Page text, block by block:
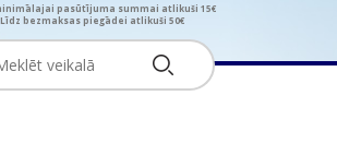
pasūtījuma summai atlikuši 15€
Līdz bezmaksas piegādei atlikuši 50€